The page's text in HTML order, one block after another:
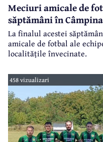
Meciuri amicale de
săptămâni în
La finalul acestei
amicale de fotbal ale
localitățile învecinate.
458 vizualizari